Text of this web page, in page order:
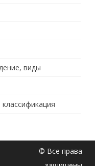
виды
© Все права